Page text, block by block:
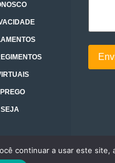
SEJA
continuar a usar este